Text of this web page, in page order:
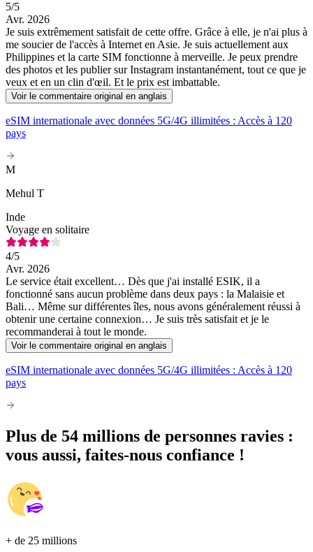
5/5
Avr. 2026
Je suis extrêmement satisfait de cette offre. Grâce à elle, je n'ai plus à
me soucier de l'accès à Internet en Asie. Je suis actuellement aux
Philippines et la carte SIM fonctionne à merveille. Je peux prendre
des photos et les publier sur Instagram instantanément, tout ce que je
veux et en un clin d'œil. Et le prix est imbattable.
Voir le commentaire original en anglais
eSIM internationale avec données 5G/4G illimitées : Accès à 120
pays
M
Mehul T
Inde
Voyage en solitaire
4/5
Avr. 2026
Le service était excellent… Dès que j'ai installé ESIK, il a
fonctionné sans aucun problème dans deux pays : la Malaisie et
Bali… Même sur différentes îles, nous avons généralement réussi à
obtenir une certaine connexion… Je suis très satisfait et je le
recommanderai à tout le monde.
Voir le commentaire original en anglais
eSIM internationale avec données 5G/4G illimitées : Accès à 120
pays
Plus de 54 millions de personnes ravies :
vous aussi, faites-nous confiance !
+ de 25 millions